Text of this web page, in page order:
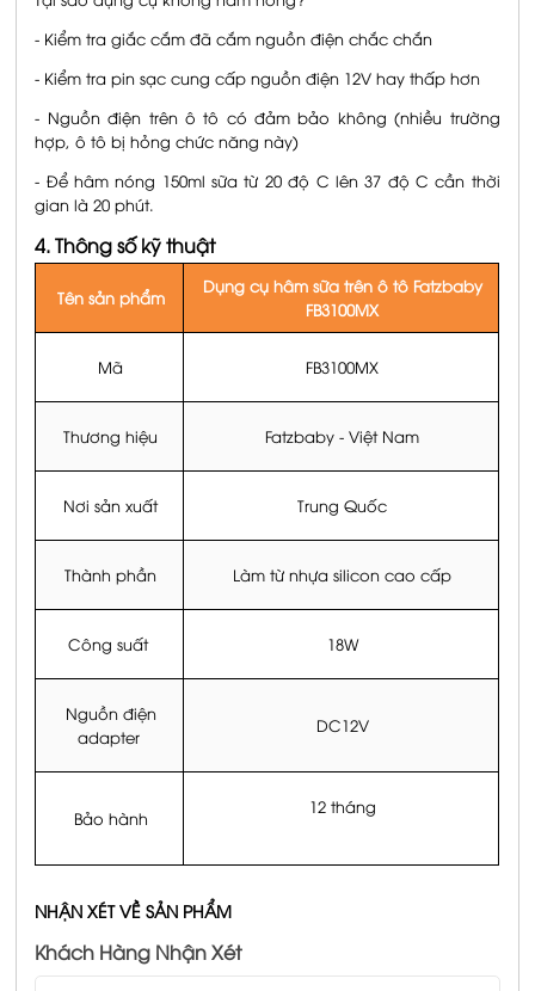
- Kiểm tra giắc cắm đã cắm nguồn điện chắc chắn
- Kiểm tra pin sạc cung cấp nguồn điện 12V hay thấp hơn
- Nguồn điện trên ô tô có đảm bảo không (nhiều trường
hợp, ô tô bị hỏng chức năng này)
- Để hâm nóng 150ml sữa từ 20 độ C lên 37 độ C cần thời
gian là 20 phút.
4. Thông số kỹ thuật
Tên sản phẩm
Dụng cụ hâm sữa trên ô tô Fatzbaby
FB3100MX
Mã FB3100MX
Thương hiệu Fatzbaby - Việt Nam
Nơi sản xuất Trung Quốc
Thành phần Làm từ nhựa silicon cao cấp
Công suất 18W
Nguồn điện
adapter
DC12V
Bảo hành
12 tháng
NHẬN XÉT VỀ SẢN PHẨM
Khách Hàng Nhận Xét